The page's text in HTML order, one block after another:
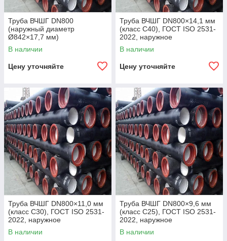
Труба ВЧШГ DN800
(наружный диаметр
Ø842×17,7 мм)
В наличии
Цену уточняйте
Труба ВЧШГ DN800×14,1 мм
(класс C40), ГОСТ ISO 2531-
2022, наружное
полиуретановое покрытие,
внутреннее цементно-
В наличии
Цену уточняйте
Труба ВЧШГ DN800×11,0 мм
(класс C30), ГОСТ ISO 2531-
2022, наружное
полиуретановое покрытие,
внутреннее цементно-
В наличии
Труба ВЧШГ DN800×9,6 мм
(класс C25), ГОСТ ISO 2531-
2022, наружное
полиуретановое покрытие,
внутреннее цементно-
В наличии